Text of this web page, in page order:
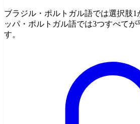
ブラジル・ポルトガル語では選択肢1
ッパ・ポルトガル語では3つすべてが
す。